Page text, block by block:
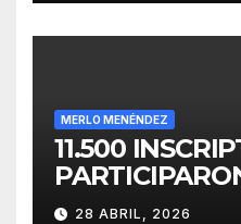
MERLO MENÉNDEZ
11.500
CORRE POR
28 ABRIL, 2026